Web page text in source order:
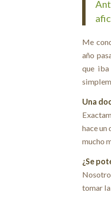
Me
año
que
Una
hace un
mucho
¿Se
tomar la